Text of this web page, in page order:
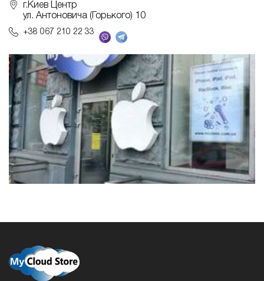
г.Киев Центр
ул. Антоновича (Горького) 10
+38 067 210 22 33